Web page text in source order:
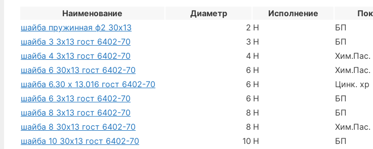
Наименование Диаметр Исполнение
шайба пружинная ф2 30х13
2 Н БП
шайба 3 3х13 гост 6402-70 3 Н БП
шайба 4 3х13 гост 6402-70 4 Н Хим.Пас.
шайба 6 30х13 гост 6402-70 6 Н Хим.Пас.
шайба 6.30 х 13.016 гост 6402-70 6 Н Цинк. хр
шайба 6 3х13 гост 6402-70 6 Н БП
шайба 8 3х13 гост 6402-70 8 Н БП
шайба 8 30х13 гост 6402-70 8 Н Хим.Пас.
шайба 10 30х13 гост 6402-70 10 Н БП